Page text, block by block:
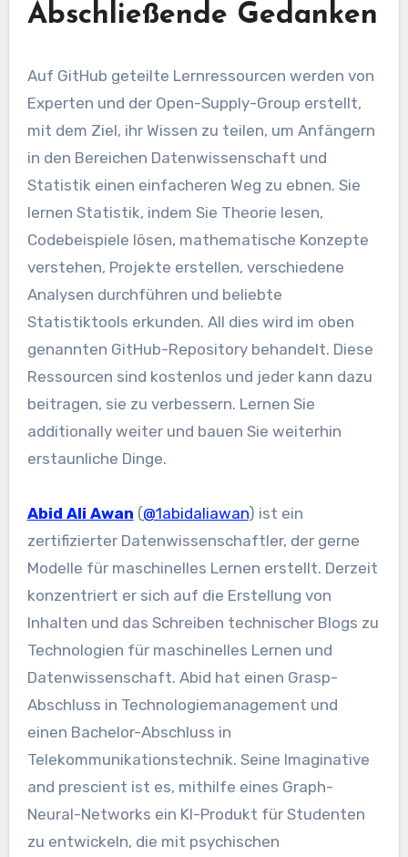
Abschließende Gedanken
Auf GitHub geteilte Lernressourcen werden von
Experten und der Open-Supply-Group erstellt,
mit dem Ziel, ihr Wissen zu teilen, um Anfängern
in den Bereichen Datenwissenschaft und
Statistik einen einfacheren Weg zu ebnen. Sie
lernen Statistik, indem Sie Theorie lesen,
Codebeispiele lösen, mathematische Konzepte
verstehen, Projekte erstellen, verschiedene
Analysen durchführen und beliebte
Statistiktools erkunden. All dies wird im oben
genannten GitHub-Repository behandelt. Diese
Ressourcen sind kostenlos und jeder kann dazu
beitragen, sie zu verbessern. Lernen Sie
additionally weiter und bauen Sie weiterhin
erstaunliche Dinge.
Abid Ali Awan (@1abidaliawan) ist ein
zertifizierter Datenwissenschaftler, der gerne
Modelle für maschinelles Lernen erstellt. Derzeit
konzentriert er sich auf die Erstellung von
Inhalten und das Schreiben technischer Blogs zu
Technologien für maschinelles Lernen und
Datenwissenschaft. Abid hat einen Grasp-
Abschluss in Technologiemanagement und
einen Bachelor-Abschluss in
Telekommunikationstechnik. Seine Imaginative
and prescient ist es, mithilfe eines Graph-
Neural-Networks ein KI-Produkt für Studenten
zu entwickeln, die mit psychischen